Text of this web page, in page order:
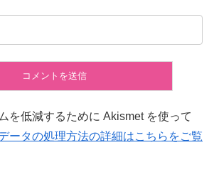
を低減するために Akismet を使って
ータの処理方法の詳細はこちらをご覧